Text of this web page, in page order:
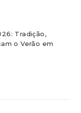
Tradição,
o Verão em